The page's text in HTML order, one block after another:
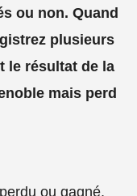
ou non. Quand
plusieurs
le résultat de la
mais perd
ou gagné,